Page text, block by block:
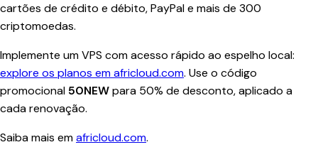
cartões de crédito e débito, PayPal e mais de 300
criptomoedas.
Implemente um VPS com acesso rápido ao espelho local:
explore os planos em africloud.com. Use o código
promocional 50NEWpara 50% de desconto, aplicado a
cada renovação.
Saiba mais emafricloud.com.